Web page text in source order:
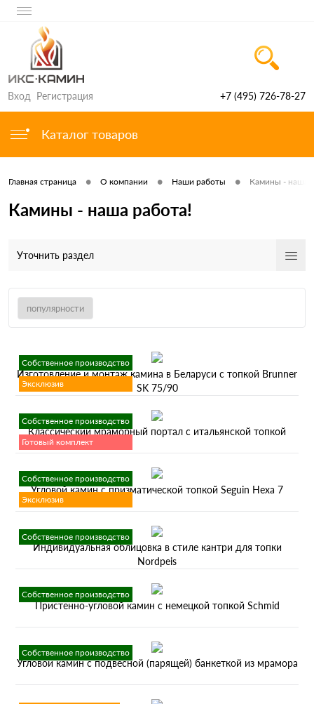
Вход Регистрация +7 (495) 726-78-27
Каталог товаров
Главная страница • О компании • Наши работы • Камины - наша
Камины - наша работа!
Уточнить раздел
Собственное производство
Эксклюзив
Изготовление и монтаж камина в Беларуси с топкой Brunner
SK 75/90
Собственное производство
Готовый комплект
Классический мраморный портал с итальянской топкой
Собственное производство
Эксклюзив
Угловой камин с призматической топкой Seguin Hexa 7
Собственное производство
Индивидуальная облицовка в стиле кантри для топки
Nordpeis
Собственное производство
Пристенно-угловой камин с немецкой топкой Schmid
Собственное производство
Угловой камин с подвесной (парящей) банкеткой из мрамора